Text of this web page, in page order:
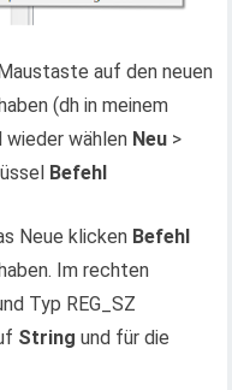
auf den neuen
(dh in meinem
wieder wählen Neu >
Befehl
Neue klicken Befehl
Im rechten
Typ REG_SZ
Stringund für die